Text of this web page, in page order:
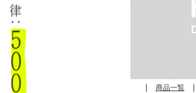
| 商品一覧